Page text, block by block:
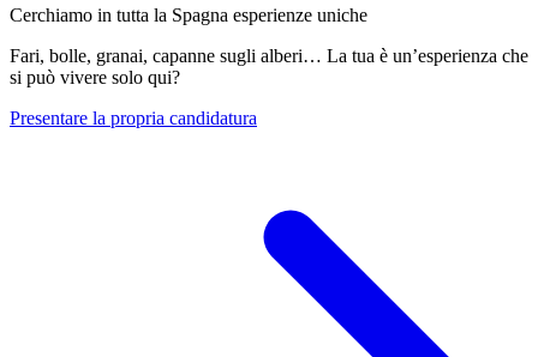
Cerchiamo in tutta la Spagna esperienze uniche
Fari, bolle, granai, capanne sugli alberi… La tua è un’esperienza che
si può vivere solo qui?
Presentare la propria candidatura